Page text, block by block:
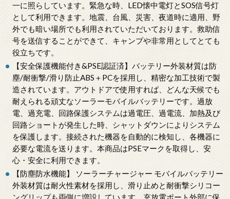
一に照らしています。緊急な時、LED懐中電灯とSOS信号灯
として利用できます。地震、台風、災害、夜道時に適用、野
外でも暗い場所でも利用されていただいております。救助信
号を送信することができて、キャンプや非常用としてとても
役立ちです。
【安全保護機能付き&PSE認証済】バッテリー外装材質は防
塵/耐衝撃/滑り防止ABS＋PCを採用し、精密な加工技術で製
造されています。アウトドアで使用すれば、どんな天候でも
耐えられる頑丈なソーラーモバイルバッテリーです。過放
電、過充電、回路保護システムは過電圧、過電流、加熱及び
回路ショートが発生した時、シャットダウンによりシステム
を保護します。接続された機器を自動的に検知し、各機器に
必要な電流を送ります。本商品はPSEマークを取得し、安
心・安全に利用できます。
【防塵防水機能】 ソーラーチャージャー モバイルバッテリー
外装材質は耐火性素材を採用し、滑り止めと耐衝撃シリコー